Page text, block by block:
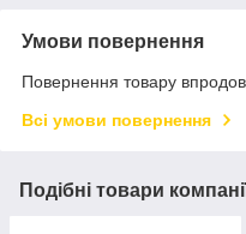
Умови повернення
Повернення товару
Всі умови повернення
Подібні товари